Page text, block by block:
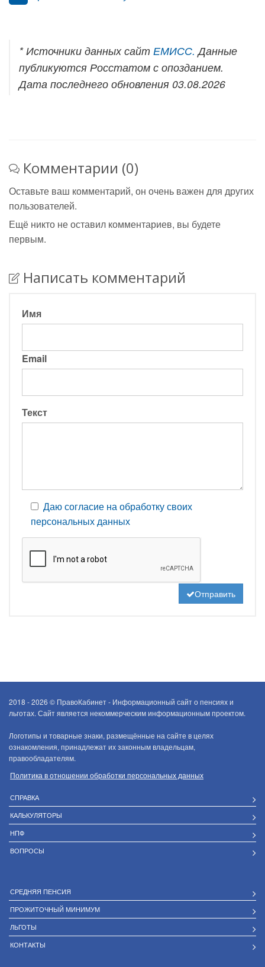
* Источники данных сайт ЕМИСС. Данные
публикуются Росстатом с опозданием.
Дата последнего обновления 03.08.2026
Комментарии (0)
Оставьте ваш комментарий, он очень важен для других
пользователей.
Ещё никто не оставил комментариев, вы будете
первым.
Написать комментарий
Имя
Email
Текст
Даю согласие на обработку своих
персональных данных
Отправить
2018 - 2026 © ПравоКабинет - Информационный сайт о пенсиях и
льготах. Сайт является некоммерческим информационным проектом.
Логотипы и товарные знаки, размещённые на сайте в целях
ознакомления, принадлежат их законным владельцам,
правообладателям.
Политика в отношении обработки персональных данных
СПРАВКА
КАЛЬКУЛЯТОРЫ
НПФ
ВОПРОСЫ
СРЕДНЯЯ ПЕНСИЯ
ПРОЖИТОЧНЫЙ МИНИМУМ
ЛЬГОТЫ
КОНТАКТЫ